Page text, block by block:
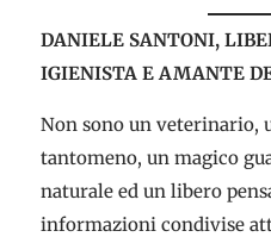
DANIELE SANTONI,
IGIENISTA E AMANTE
Non sono un veterinario,
tantomeno, un magico
naturale ed un libero
informazioni condivise